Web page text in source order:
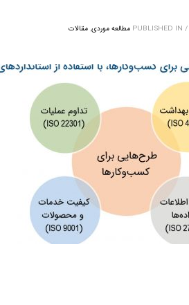
/
PUBLISHED IN مطالعه موردی,مقالات